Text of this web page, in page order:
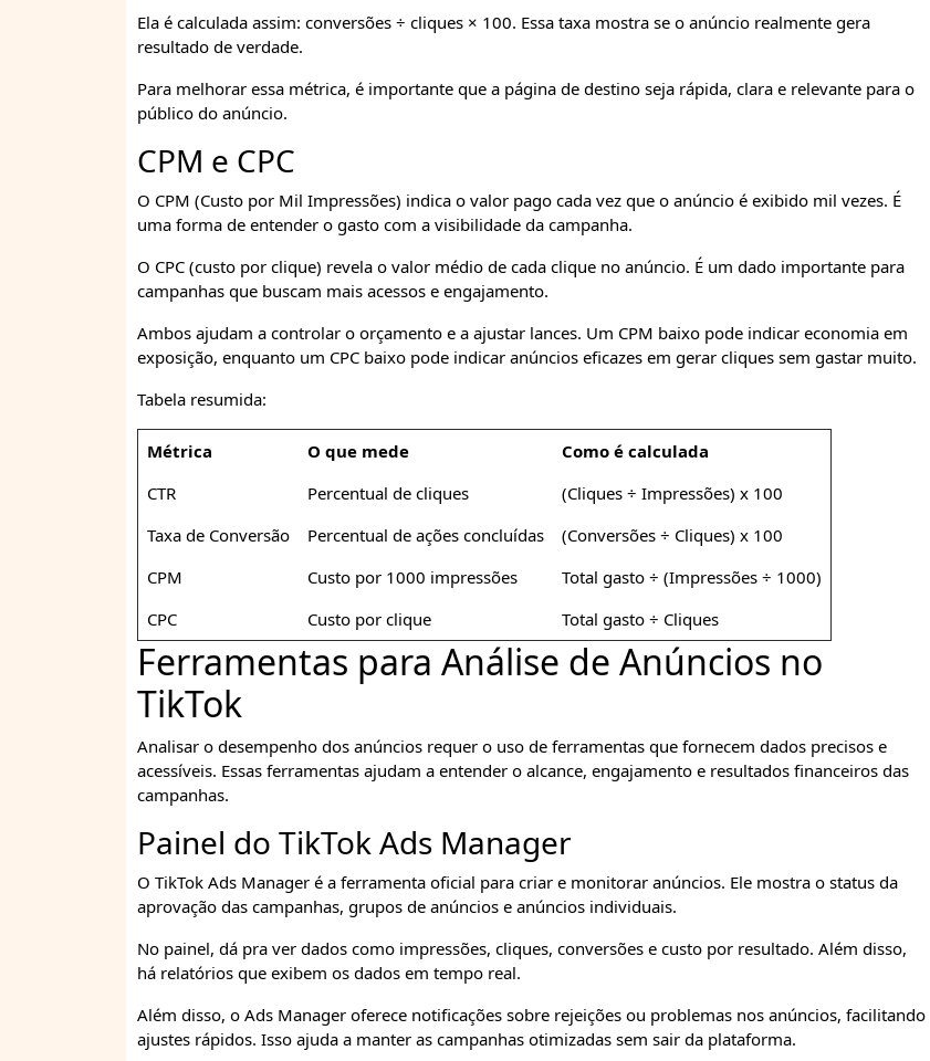
Ela é calculada assim: conversões ÷ cliques × 100. Essa taxa mostra se o anúncio realmente gera
resultado de verdade.
Para melhorar essa métrica, é importante que a página de destino seja rápida, clara e relevante para o
público do anúncio.
CPM e CPC
O CPM (Custo por Mil Impressões) indica o valor pago cada vez que o anúncio é exibido mil vezes. É
uma forma de entender o gasto com a visibilidade da campanha.
O CPC (custo por clique) revela o valor médio de cada clique no anúncio. É um dado importante para
campanhas que buscam mais acessos e engajamento.
Ambos ajudam a controlar o orçamento e a ajustar lances. Um CPM baixo pode indicar economia em
exposição, enquanto um CPC baixo pode indicar anúncios eficazes em gerar cliques sem gastar muito.
Tabela resumida:
Métrica O que mede
Como é calculada
CTR
Percentual de cliques
(Cliques ÷ Impressões) x 100
Taxa de Conversão
Percentual de ações concluídas
(Conversões ÷ Cliques) x 100
CPM
Custo por 1000 impressões
Total gasto ÷ (Impressões ÷ 1000)
CPC
Custo por clique Total gasto ÷ Cliques
Ferramentas para Análise de Anúncios no
TikTok
Analisar o desempenho dos anúncios requer o uso de ferramentas que fornecem dados precisos e
acessíveis. Essas ferramentas ajudam a entender o alcance, engajamento e resultados financeiros das
campanhas.
Painel do TikTok Ads Manager
O TikTok Ads Manager é a ferramenta oficial para criar e monitorar anúncios. Ele mostra o status da
aprovação das campanhas, grupos de anúncios e anúncios individuais.
No painel, dá pra ver dados como impressões, cliques, conversões e custo por resultado. Além disso,
há relatórios que exibem os dados em tempo real.
Além disso, o Ads Manager oferece notificações sobre rejeições ou problemas nos anúncios, facilitando
ajustes rápidos. Isso ajuda a manter as campanhas otimizadas sem sair da plataforma.